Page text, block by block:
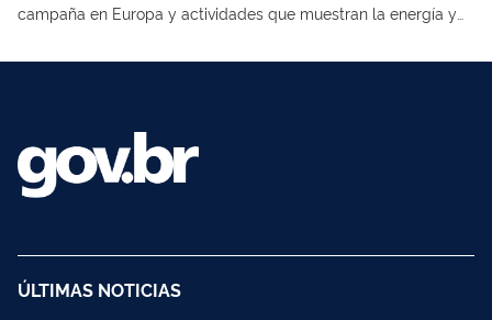
campaña en Europa y actividades que muestran la energía y
ÚLTIMAS NOTICIAS